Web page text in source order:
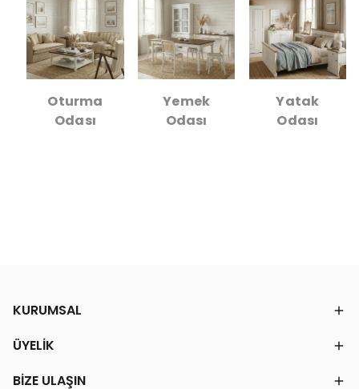
Oturma
Odası
Yemek
Odası
Yatak
Odası
KURUMSAL
ÜYELİK
BİZE ULAŞIN